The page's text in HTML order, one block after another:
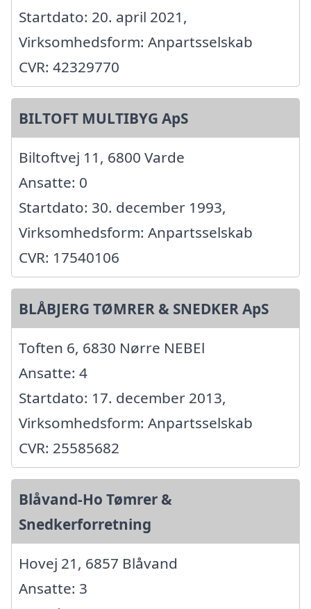
Startdato: 20. april 2021,
Virksomhedsform: Anpartsselskab
CVR: 42329770
BILTOFT MULTIBYG ApS
Biltoftvej 11, 6800 Varde
Ansatte: 0
Startdato: 30. december 1993,
Virksomhedsform: Anpartsselskab
CVR: 17540106
BLÅBJERG TØMRER & SNEDKER ApS
Toften 6, 6830 Nørre NEBEl
Ansatte: 4
Startdato: 17. december 2013,
Virksomhedsform: Anpartsselskab
CVR: 25585682
Blåvand-Ho Tømrer &
Snedkerforretning
Hovej 21, 6857 Blåvand
Ansatte: 3